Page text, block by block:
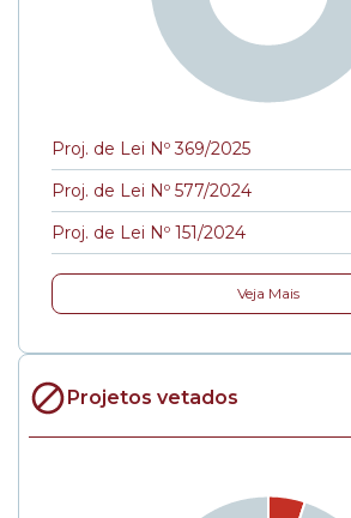
Proj. de Lei Nº 369/2025
Proj. de Lei Nº 577/2024
Proj. de Lei Nº 151/2024
Veja Mais
Projetos vetados